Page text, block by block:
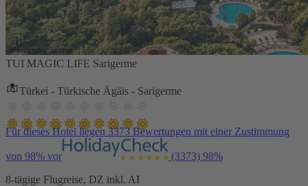
TUI MAGIC LIFE Sarigerme
Türkei - Türkische Ägäis - Sarigerme
Für dieses Hotel liegen 3373 Bewertungen mit einer Zustimmung
von 98% vor (3373) 98%
8-tägige Flugreise, DZ inkl. AI